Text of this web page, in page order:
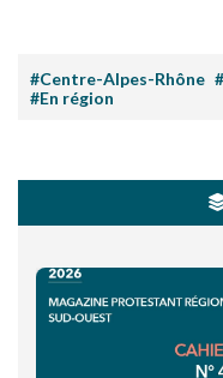
#Centre-Alpes-Rhône
#En région